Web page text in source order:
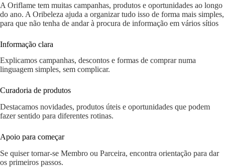
A Oriflame tem muitas campanhas, produtos e oportunidades ao longo
do ano. A Oribeleza ajuda a organizar tudo isso de forma mais simples,
para que não tenha de andar à procura de informação em vários sítios
Informação clara
Explicamos campanhas, descontos e formas de comprar numa
linguagem simples, sem complicar.
Curadoria de produtos
Destacamos novidades, produtos úteis e oportunidades que podem
fazer sentido para diferentes rotinas.
Apoio para começar
Se quiser tornar-se Membro ou Parceira, encontra orientação para dar
os primeiros passos.